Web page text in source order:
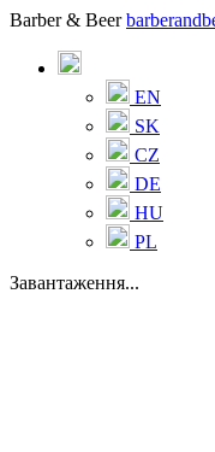
Barber & Beer
EN
SK
CZ
DE
HU
PL
Завантаження...